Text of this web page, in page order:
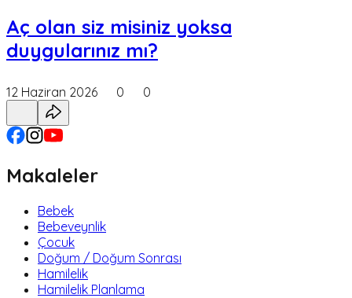
Aç olan siz misiniz yoksa
duygularınız mı?
12 Haziran 2026 0 0
Makaleler
Bebek
Bebeveynlik
Çocuk
Doğum / Doğum Sonrası
Hamilelik
Hamilelik Planlama